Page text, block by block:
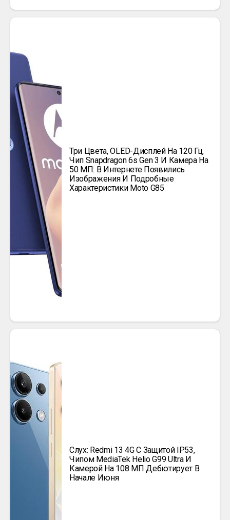
Три Цвета, OLED-Дисплей На 120 Гц,
Чип Snapdragon 6s Gen 3 И Камера На
50 МП: В Интернете Появились
Изображения И Подробные
Характеристики Moto G85
Слух: Redmi 13 4G С Защитой IP53,
Чипом MediaTek Helio G99 Ultra И
Камерой На 108 МП Дебютирует В
Начале Июня